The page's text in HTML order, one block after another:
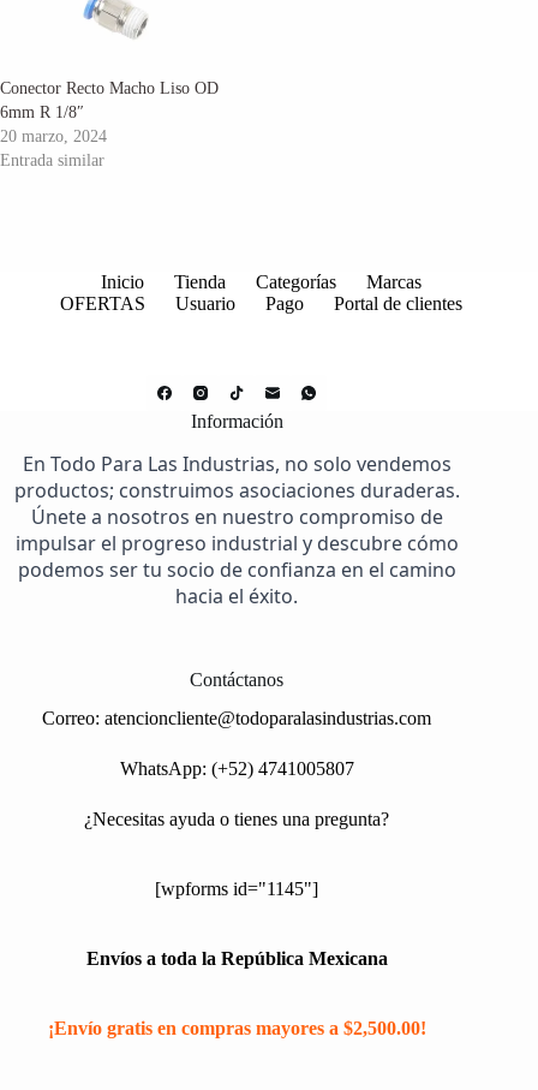
Conector Recto Macho Liso OD
6mm R 1/8″
20 marzo, 2024
Entrada similar
Inicio Tienda Categorías
Marcas
OFERTAS
Usuario Pago Portal de clientes
Información
En Todo Para Las Industrias, no solo vendemos
productos; construimos asociaciones duraderas.
Únete a nosotros en nuestro compromiso de
impulsar el progreso industrial y descubre cómo
podemos ser tu socio de confianza en el camino
hacia el éxito.
Contáctanos
Correo:atencioncliente@todoparalasindustrias.com
WhatsApp: (+52) 4741005807
¿Necesitas ayuda o tienes una pregunta?
[wpforms id="1145"]
Envíos a toda la República Mexicana
¡Envío gratis en compras mayores a $2,500.00!